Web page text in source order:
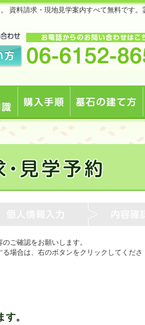
資料請求・現地見学案内すべて無料です
ご確認をお願いします。
場合は、右のボタンをクリックしてくださ
。